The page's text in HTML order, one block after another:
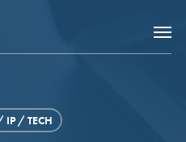
Accès rapide
IP / TECH